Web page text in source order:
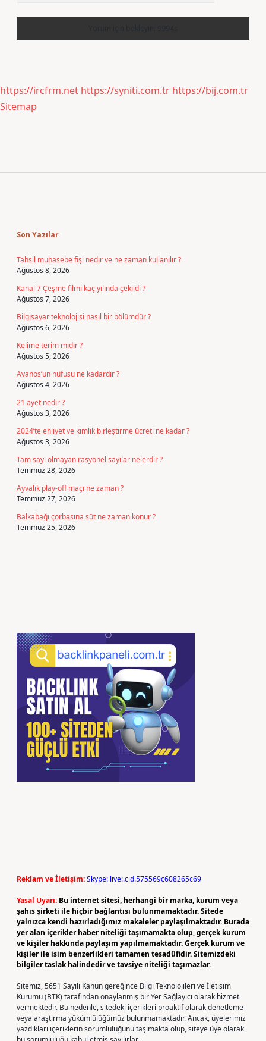
https://ircfrm.net https://syniti.com.tr https://bij.com.tr
Sitemap
Son Yazılar
Tahsil muhasebe fişi nedir ve ne zaman kullanılır ?
Ağustos 8, 2026
Kanal 7 Çeşme filmi kaç yılında çekildi ?
Ağustos 7, 2026
Bilgisayar teknolojisi nasıl bir bölümdür ?
Ağustos 6, 2026
Kelime terim midir ?
Ağustos 5, 2026
Avanos’un nüfusu ne kadardır ?
Ağustos 4, 2026
21 ayet nedir ?
Ağustos 3, 2026
2024’te ehliyet ve kimlik birleştirme ücreti ne kadar ?
Ağustos 3, 2026
Tam sayı olmayan rasyonel sayılar nelerdir ?
Temmuz 28, 2026
Ayvalık play-off maçı ne zaman ?
Temmuz 27, 2026
Balkabağı çorbasına süt ne zaman konur ?
Temmuz 25, 2026
Reklam ve İletişim:Skype: live:.cid.575569c608265c69
Yasal Uyarı: Bu internet sitesi, herhangi bir marka, kurum veya
şahıs şirketi ile hiçbir bağlantısı bulunmamaktadır. Sitede
yalnızca kendi hazırladığımız makaleler paylaşılmaktadır. Burada
yer alan içerikler haber niteliği taşımamakta olup, gerçek kurum
ve kişiler hakkında paylaşım yapılmamaktadır. Gerçek kurum ve
kişiler ile isim benzerlikleri tamamen tesadüfidir. Sitemizdeki
bilgiler taslak halindedir ve tavsiye niteliği taşımazlar.
Sitemiz, 5651 Sayılı Kanun gereğince Bilgi Teknolojileri ve İletişim
Kurumu (BTK) tarafından onaylanmış bir Yer Sağlayıcı olarak hizmet
vermektedir. Bu nedenle, sitedeki içerikleri proaktif olarak denetleme
veya araştırma yükümlülüğümüz bulunmamaktadır. Ancak, üyelerimiz
yazdıkları içeriklerin sorumluluğunu taşımakta olup, siteye üye olarak